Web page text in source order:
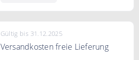
Gültig bis 31.12.2025
Versandkosten freie Lieferung